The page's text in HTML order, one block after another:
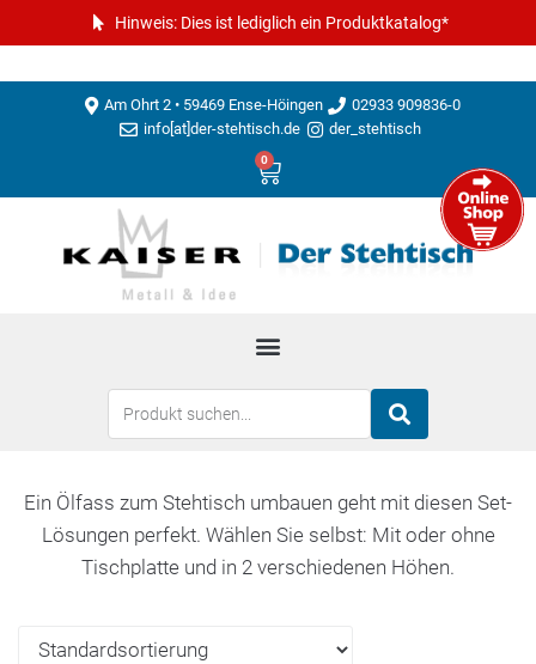
Hinweis: Dies ist lediglich ein Produktkatalog*
Am Ohrt 2 • 59469 Ense-Höingen
02933 909836-0
info[at]der-stehtisch.de
der_stehtisch
0
Ein Ölfass zum Stehtisch umbauen geht mit diesen Set-
Lösungen perfekt. Wählen Sie selbst: Mit oder ohne
Tischplatte und in 2 verschiedenen Höhen.